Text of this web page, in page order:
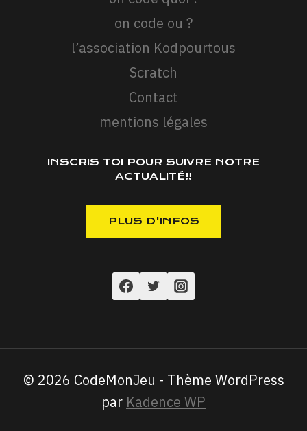
on code ou ?
l’association Kodpourtous
Scratch
Contact
mentions légales
INSCRIS TOI POUR SUIVRE NOTRE
ACTUALITÉ!!
© 2026 CodeMonJeu - Thème WordPress
par Kadence WP